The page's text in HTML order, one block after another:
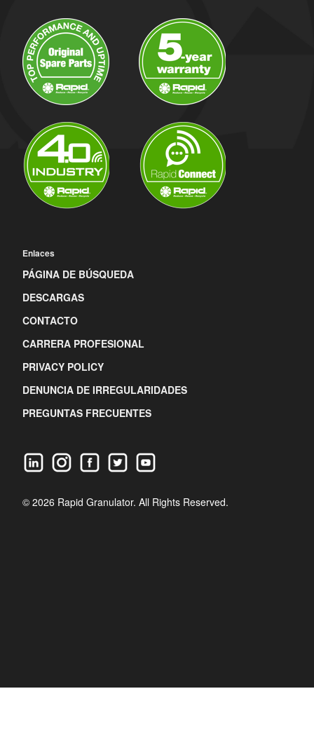
Enlaces
PÁGINA DE BÚSQUEDA
DESCARGAS
CONTACTO
CARRERA PROFESIONAL
PRIVACY POLICY
DENUNCIA DE IRREGULARIDADES
PREGUNTAS FRECUENTES
© 2026 Rapid Granulator. All Rights Reserved.